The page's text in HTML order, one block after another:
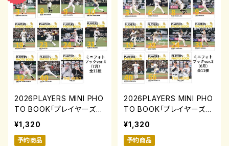
2026PLAYERS MINI PHO
TO BOOK「プレイヤーズミ
ニフォトブック」ver.4(7月)
0731-0817
¥1,320
予約商品
2026PLAYERS MINI PHO
TO BOOK「プレイヤーズミ
ニフォトブック」ver.3(6月)
0731-0817
¥1,320
予約商品